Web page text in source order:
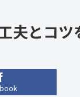
夫とコツ